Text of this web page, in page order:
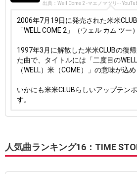
出典：Well Come 2 -マエノマツリ- -
2006年7月19日に発売された米米
「WELL COME 2」（ウェル カム ツー）
1997年3月に解散した米米CLUBの復
た曲で、タイトルには「二度目の
（WELL）米（COME）」の意味が込
いかにも米米CLUBらしいアップテン
す。
人気曲ランキング16：TIME